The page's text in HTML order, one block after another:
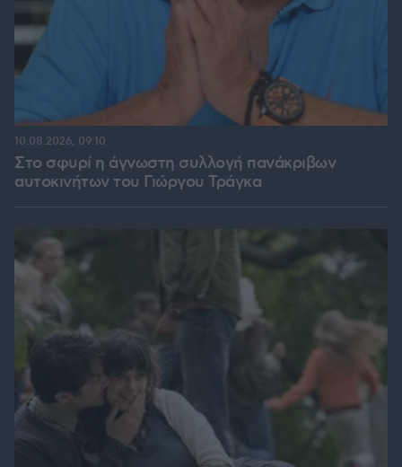
Στο σφυρί η άγνωστη συλλογή πανάκριβων
αυτοκινήτων του Γιώργου Τράγκα
10.08.2026, 09:10